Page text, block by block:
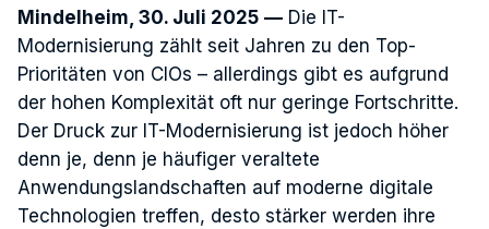
Mindelheim, 30. Juli 2025 — Die IT-
Modernisierung zählt seit Jahren zu den Top-
Prioritäten von CIOs – allerdings gibt es aufgrund
der hohen Komplexität oft nur geringe Fortschritte.
Der Druck zur IT-Modernisierung ist jedoch höher
denn je, denn je häufiger veraltete
Anwendungslandschaften auf moderne digitale
Technologien treffen, desto stärker werden ihre